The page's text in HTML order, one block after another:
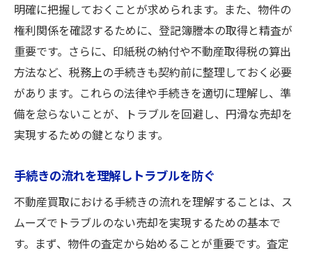
明確に把握しておくことが求められます。また、物件の
権利関係を確認するために、登記簿謄本の取得と精査が
重要です。さらに、印紙税の納付や不動産取得税の算出
方法など、税務上の手続きも契約前に整理しておく必要
があります。これらの法律や手続きを適切に理解し、準
備を怠らないことが、トラブルを回避し、円滑な売却を
実現するための鍵となります。
手続きの流れを理解しトラブルを防ぐ
不動産買取における手続きの流れを理解することは、ス
ムーズでトラブルのない売却を実現するための基本で
す。まず、物件の査定から始めることが重要です。査定